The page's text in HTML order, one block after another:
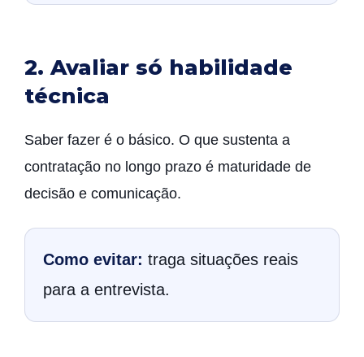
2. Avaliar só habilidade
técnica
Saber fazer é o básico. O que sustenta a
contratação no longo prazo é maturidade de
decisão e comunicação.
Como evitar: traga situações reais
para a entrevista.